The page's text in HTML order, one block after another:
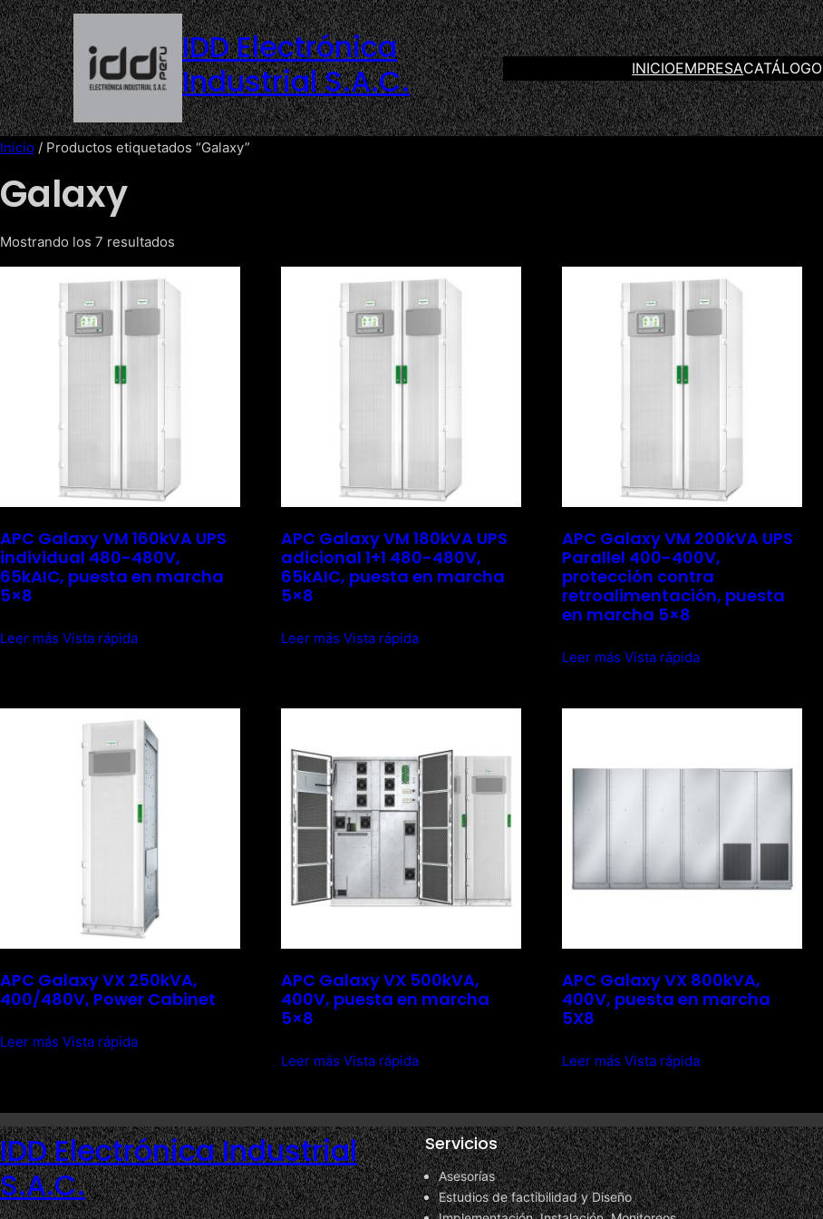
Saltar
al
contenido
IDD Electrónica
Industrial S.A.C.
INICIOEMPRESACATÁLOGO
Inicio / Productos etiquetados “Galaxy”
Galaxy
Mostrando los 7 resultados
APC Galaxy VM 160kVA UPS
individual 480-480V,
65kAIC, puesta en marcha
5×8
Leer más Vista rápida
APC Galaxy VM 180kVA UPS
adicional 1+1 480-480V,
65kAIC, puesta en marcha
5×8
Leer más Vista rápida
APC Galaxy VM 200kVA UPS
Parallel 400-400V,
protección contra
retroalimentación, puesta
en marcha 5×8
Leer más Vista rápida
APC Galaxy VX 250kVA,
400/480V, Power Cabinet
Leer más Vista rápida
APC Galaxy VX 500kVA,
400V, puesta en marcha
5×8
Leer más Vista rápida
APC Galaxy VX 800kVA,
400V, puesta en marcha
5X8
Leer más Vista rápida
IDD Electrónica Industrial
S.A.C.
Servicios
Asesorías
Estudios de factibilidad y Diseño